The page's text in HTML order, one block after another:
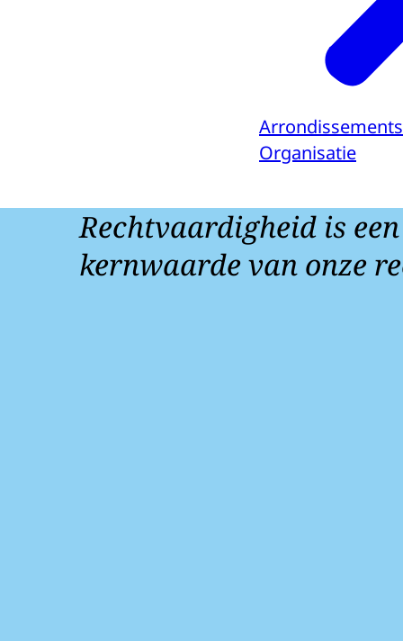
Organisatie
Rechtvaardigheid is een
kernwaarde van onze